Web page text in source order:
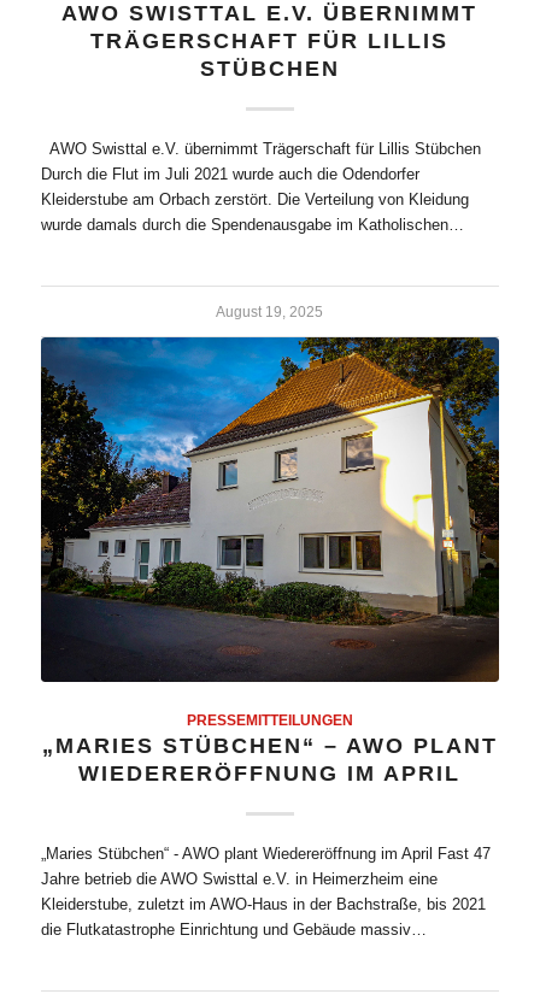
AWO SWISTTAL E.V. ÜBERNIMMT
TRÄGERSCHAFT FÜR LILLIS
STÜBCHEN
AWO Swisttal e.V. übernimmt Trägerschaft für Lillis Stübchen
Durch die Flut im Juli 2021 wurde auch die Odendorfer
Kleiderstube am Orbach zerstört. Die Verteilung von Kleidung
wurde damals durch die Spendenausgabe im Katholischen…
August 19, 2025
PRESSEMITTEILUNGEN
„MARIES STÜBCHEN“ – AWO PLANT
WIEDERERÖFFNUNG IM APRIL
„Maries Stübchen“ - AWO plant Wiedereröffnung im April Fast 47
Jahre betrieb die AWO Swisttal e.V. in Heimerzheim eine
Kleiderstube, zuletzt im AWO-Haus in der Bachstraße, bis 2021
die Flutkatastrophe Einrichtung und Gebäude massiv…